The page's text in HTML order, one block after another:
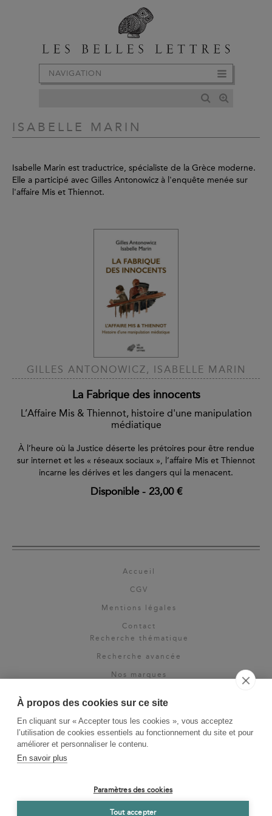
À propos des cookies sur ce site
En cliquant sur « Accepter tous les cookies », vous acceptez
l’utilisation de cookies essentiels au fonctionnement du site et pour
améliorer et personnaliser le contenu.
En savoir plus
Paramètres des cookies
Tout accepter
NAVIGATION
ISABELLE MARIN
Isabelle Marin est traductrice, spécialiste de la Grèce moderne.
Elle a participé avec Gilles Antonowicz à l'enquête menée sur
l'affaire Mis et Thiennot.
GILLES ANTONOWICZ, ISABELLE MARIN
La Fabrique des innocents
L’Affaire Mis & Thiennot, histoire d'une manipulation
médiatique
À l’heure où la Justice déserte les prétoires pour être rendue
sur internet et les « réseaux sociaux », l’affaire Mis et Thiennot
incarne les dérives et les dangers qui la menacent.
Disponible- 23,00 €
Accueil
CGV
Mentions légales
Contact
Recherche thématique
Recherche avancée
Nos marques
Espace pro
Newsletter
La Vie des Classiques